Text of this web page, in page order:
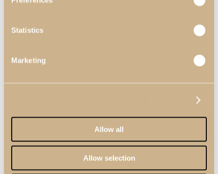
Statistics
Marketing
Allow all
Allow selection